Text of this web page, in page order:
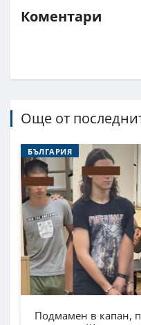
Коментари
Още от
БЪЛГАРИЯ
Подмамен в капан,